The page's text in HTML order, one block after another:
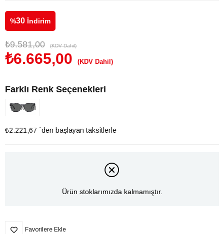
%30 İndirim
₺9.581,00 (KDV Dahil)
₺6.665,00 (KDV Dahil)
Farklı Renk Seçenekleri
Tükendi
₺2.221,67 `den başlayan taksitlerle
Ürün stoklarımızda kalmamıştır.
Favorilere Ekle